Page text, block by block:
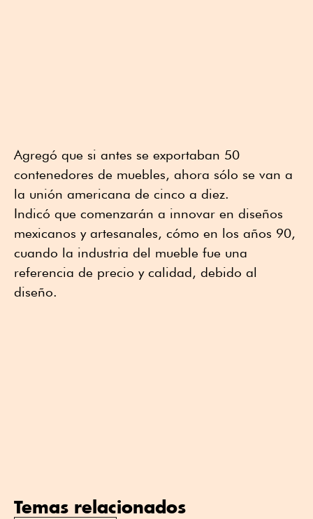
Agregó que si antes se exportaban 50
contenedores de muebles, ahora sólo se van a
la unión americana de cinco a diez.
Indicó que comenzarán a innovar en diseños
mexicanos y artesanales, cómo en los años 90,
cuando la industria del mueble fue una
referencia de precio y calidad, debido al
diseño.
Temas relacionados